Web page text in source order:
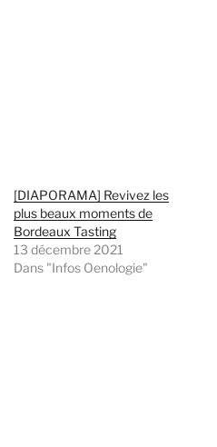
[DIAPORAMA] Revivez les
plus beaux moments de
Bordeaux Tasting
13 décembre 2021
Dans "Infos Oenologie"